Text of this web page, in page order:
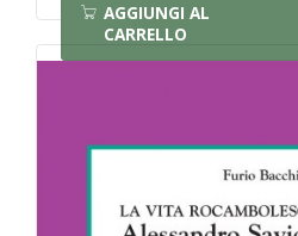
AGGIUNGI AL
CARRELLO